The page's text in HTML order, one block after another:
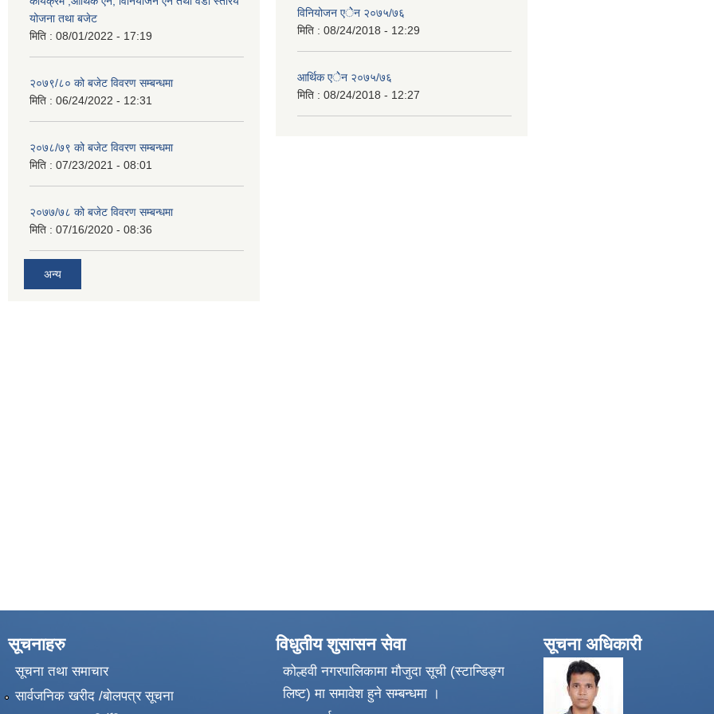
योजना तथा बजेट
मिति : 08/01/2022 - 17:19
२०७९/८० को बजेट विवरण सम्बन्धमा
मिति : 06/24/2022 - 12:31
२०७८/७९ को बजेट विवरण सम्बन्धमा
मिति : 07/23/2021 - 08:01
२०७७/७८ को बजेट विवरण सम्बन्धमा
मिति : 07/16/2020 - 08:36
अन्य
विनियोजन एेेन २०७५/७६
मिति : 08/24/2018 - 12:29
आर्थिक एेेन २०७५/७६
मिति : 08/24/2018 - 12:27
सूचनाहरु
सूचना तथा समाचार
सार्वजनिक खरीद /बोलपत्र सूचना
विधुतीय शुसासन सेवा
कोल्हवी नगरपालिकामा मौजुदा सूची (स्टान्डिङ्ग
लिष्ट) मा समावेश हुने सम्बन्धमा ।
सूचना अधिकारी